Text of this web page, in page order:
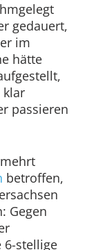
gedauert,
im
hätte
klar
passieren
betroffen,
Gegen
6-stellige